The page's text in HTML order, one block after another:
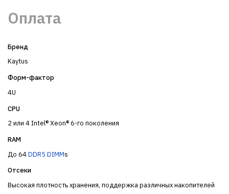
Оплата
Бренд
Kaytus
Форм-фактор
4U
CPU
2 или 4 Intel® Xeon® 6-го поколения
RAM
До 64DDR5 DIMMs
Отсеки
Высокая плотность хранения, поддержка различных накопителей